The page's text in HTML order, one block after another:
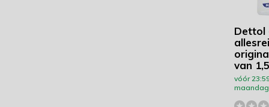
Dettol
van
vóór